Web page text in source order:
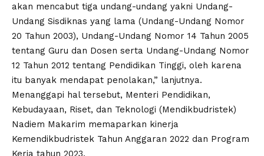
akan mencabut tiga undang-undang yakni Undang-
Undang Sisdiknas yang lama (Undang-Undang Nomor
20 Tahun 2003), Undang-Undang Nomor 14 Tahun 2005
tentang Guru dan Dosen serta Undang-Undang Nomor
12 Tahun 2012 tentang Pendidikan Tinggi, oleh karena
itu banyak mendapat penolakan,” lanjutnya.
Menanggapi hal tersebut, Menteri Pendidikan,
Kebudayaan, Riset, dan Teknologi (Mendikbudristek)
Nadiem Makarim memaparkan kinerja
Kemendikbudristek Tahun Anggaran 2022 dan Program
Kerja tahun 2023.